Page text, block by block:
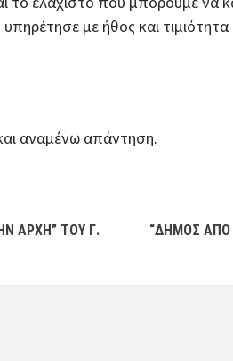
με ήθος και
αναμένω απάντηση.
ΑΡΧΗ” ΤΟΥ Γ.
“ΔΗΜΟΣ ΑΠΟ